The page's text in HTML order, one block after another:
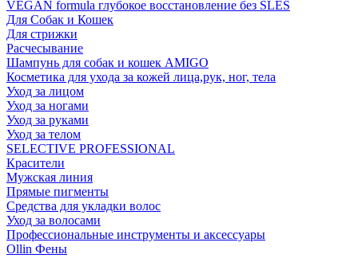
VEGAN formula глубокое восстановление без SLES
Для Собак и Кошек
Для стрижки
Расчесывание
Шампунь для собак и кошек AMIGO
Косметика для ухода за кожей лица,рук, ног, тела
Уход за лицом
Уход за ногами
Уход за руками
Уход за телом
SELECTIVE PROFESSIONAL
Красители
Мужская линия
Прямые пигменты
Средства для укладки волос
Уход за волосами
Профессиональные инструменты и аксессуары
Ollin Фены